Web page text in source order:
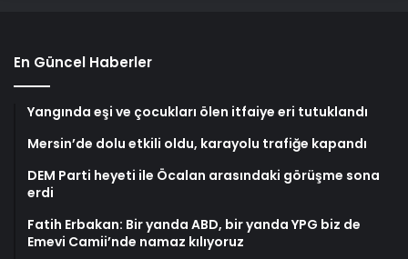
En Güncel Haberler
Yangında eşi ve çocukları ölen itfaiye eri tutuklandı
Mersin’de dolu etkili oldu, karayolu trafiğe kapandı
DEM Parti heyeti ile Öcalan arasındaki görüşme sona
erdi
Fatih Erbakan: Bir yanda ABD, bir yanda YPG biz de
Emevi Camii’nde namaz kılıyoruz